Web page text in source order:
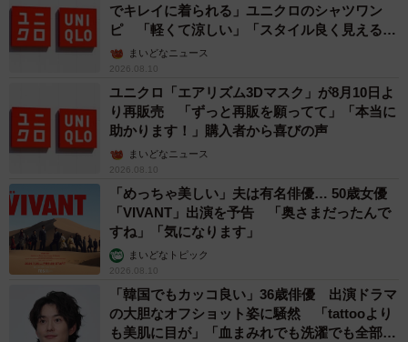
でキレイに着られる」ユニクロのシャツワン
ピ 「軽くて涼しい」「スタイル良く見える」
の声まいどなニュース
2026.08.10
ユニクロ「エアリズム3Dマスク」が8月10日よ
り再販売 「ずっと再販を願ってて」「本当に
助かります！」購入者から喜びの声
まいどなニュース
2026.08.10
「めっちゃ美しい」夫は有名俳優… 50歳女優
「VIVANT」出演を予告 「奥さまだったんで
すね」「気になります」
まいどなトピック
2026.08.10
「韓国でもカッコ良い」36歳俳優 出演ドラマ
の大胆なオフショット姿に騒然 「tattooより
も美肌に目が」「血まみれでも洗濯でも全部か